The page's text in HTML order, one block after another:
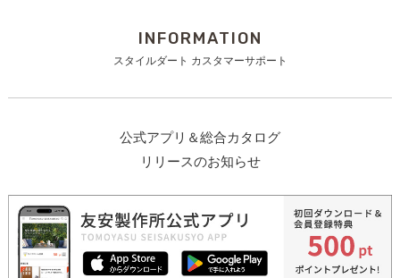
INFORMATION
スタイルダート カスタマーサポート
公式アプリ＆総合カタログ
リリースのお知らせ